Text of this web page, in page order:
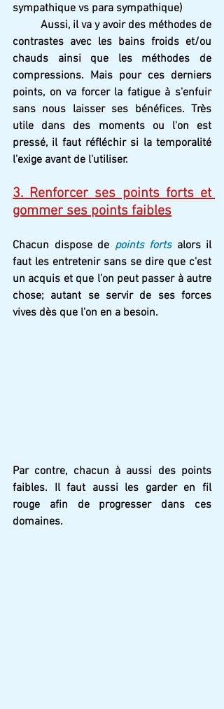
sympathique vs para sympathique)
Aussi, il va y avoir des méthodes de
contrastes avec les bains froids et/ou
chauds ainsi que les méthodes de
compressions. Mais pour ces derniers
points, on va forcer la fatigue à s'enfuir
sans nous laisser ses bénéfices. Très
utile dans des moments ou l'on est
pressé, il faut réfléchir si la temporalité
l'exige avant de l'utiliser.
3. Renforcer ses points forts et
gommer ses points faibles
Chacun dispose de points forts alors il
faut les entretenir sans se dire que c'est
un acquis et que l'on peut passer à autre
chose; autant se servir de ses forces
vives dès que l'on en a besoin.
Par contre, chacun à aussi des points
faibles. Il faut aussi les garder en fil
rouge afin de progresser dans ces
domaines.